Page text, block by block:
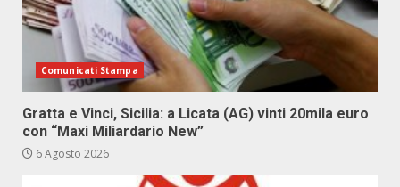
Comunicati Stampa
Gratta e Vinci, Sicilia: a Licata (AG) vinti 20mila euro
con “Maxi Miliardario New”
6 Agosto 2026